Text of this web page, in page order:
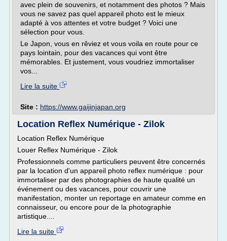
avec plein de souvenirs, et notamment des photos ? Mais
vous ne savez pas quel appareil photo est le mieux
adapté à vos attentes et votre budget ? Voici une
sélection pour vous.
Le Japon, vous en rêviez et vous voila en route pour ce
pays lointain, pour des vacances qui vont être
mémorables. Et justement, vous voudriez immortaliser
vos...
Lire la suite
Site : https://www.gaijinjapan.org
Location Reflex Numérique - Zilok
Location Reflex Numérique
Louer Reflex Numérique - Zilok
Professionnels comme particuliers peuvent être concernés
par la location d'un appareil photo reflex numérique : pour
immortaliser par des photographies de haute qualité un
événement ou des vacances, pour couvrir une
manifestation, monter un reportage en amateur comme en
connaisseur, ou encore pour de la photographie
artistique....
Lire la suite